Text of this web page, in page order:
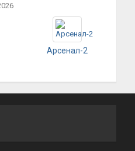
Арсенал-2